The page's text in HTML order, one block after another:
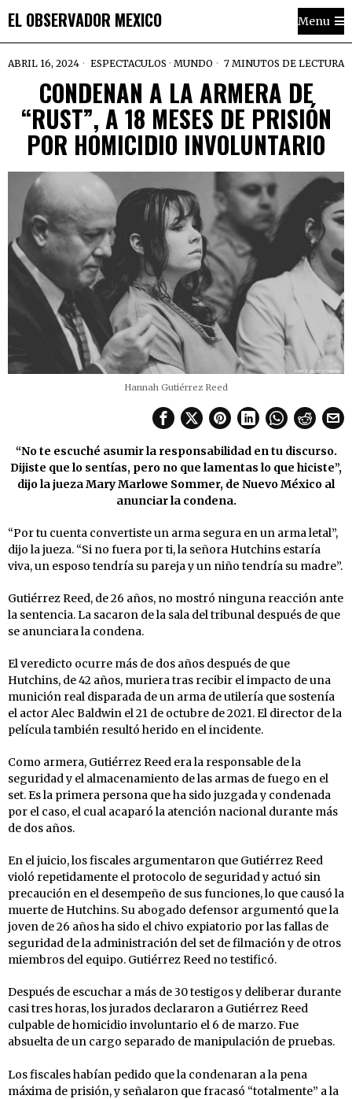
EL OBSERVADOR MEXICO Menu
ABRIL 16, 2024 ESPECTACULOS · MUNDO 7 MINUTOS DE LECTURA
CONDENAN A LA ARMERA DE
“RUST”, A 18 MESES DE PRISIÓN
POR HOMICIDIO INVOLUNTARIO
Hannah Gutiérrez Reed
“No te escuché asumir la responsabilidad en tu discurso.
Dijiste que lo sentías, pero no que lamentas lo que hiciste”,
dijo la jueza Mary Marlowe Sommer, de Nuevo México al
anunciar la condena.
“Por tu cuenta convertiste un arma segura en un arma letal”,
dijo la jueza. “Si no fuera por ti, la señora Hutchins estaría
viva, un esposo tendría su pareja y un niño tendría su madre”.
Gutiérrez Reed, de 26 años, no mostró ninguna reacción ante
la sentencia. La sacaron de la sala del tribunal después de que
se anunciara la condena.
El veredicto ocurre más de dos años después de que
Hutchins, de 42 años, muriera tras recibir el impacto de una
munición real disparada de un arma de utilería que sostenía
el actor Alec Baldwin el 21 de octubre de 2021. El director de la
película también resultó herido en el incidente.
Como armera, Gutiérrez Reed era la responsable de la
seguridad y el almacenamiento de las armas de fuego en el
set. Es la primera persona que ha sido juzgada y condenada
por el caso, el cual acaparó la atención nacional durante más
de dos años.
En el juicio, los fiscales argumentaron que Gutiérrez Reed
violó repetidamente el protocolo de seguridad y actuó sin
precaución en el desempeño de sus funciones, lo que causó la
muerte de Hutchins. Su abogado defensor argumentó que la
joven de 26 años ha sido el chivo expiatorio por las fallas de
seguridad de la administración del set de filmación y de otros
miembros del equipo. Gutiérrez Reed no testificó.
Después de escuchar a más de 30 testigos y deliberar durante
casi tres horas, los jurados declararon a Gutiérrez Reed
culpable de homicidio involuntario el 6 de marzo. Fue
absuelta de un cargo separado de manipulación de pruebas.
Los fiscales habían pedido que la condenaran a la pena
máxima de prisión, y señalaron que fracasó “totalmente” a la